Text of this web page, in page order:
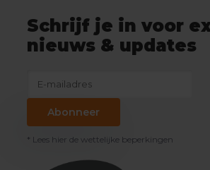
Schrijf je in voor
nieuws & updates
Abonneer
* Lees hier de wettelijke beperkingen